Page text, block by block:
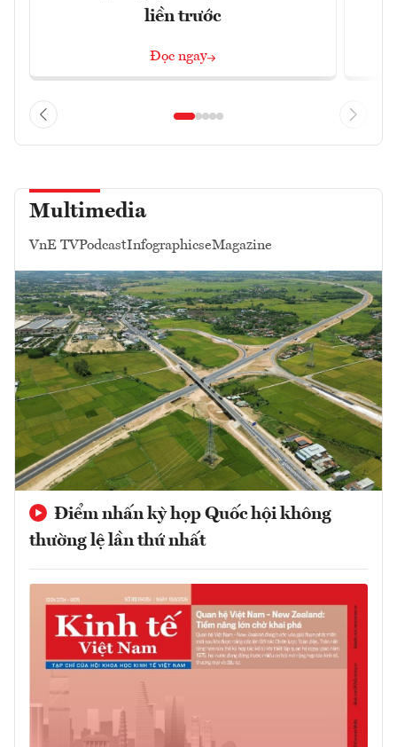
liền trước
Đọc ngay
Multimedia
VnE TVPodcastInfographicseMagazine
Điểm nhấn kỳ họp Quốc hội không
thường lệ lần thứ nhất